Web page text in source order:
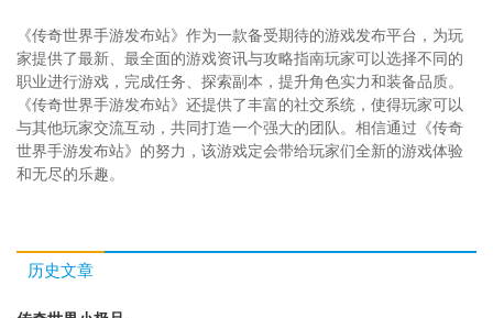
《传奇世界手游发布站》作为一款备受期待的游戏发布平台，为玩
家提供了最新、最全面的游戏资讯与攻略指南玩家可以选择不同的
职业进行游戏，完成任务、探索副本，提升角色实力和装备品质。
《传奇世界手游发布站》还提供了丰富的社交系统，使得玩家可以
与其他玩家交流互动，共同打造一个强大的团队。相信通过《传奇
世界手游发布站》的努力，该游戏定会带给玩家们全新的游戏体验
和无尽的乐趣。
历史文章